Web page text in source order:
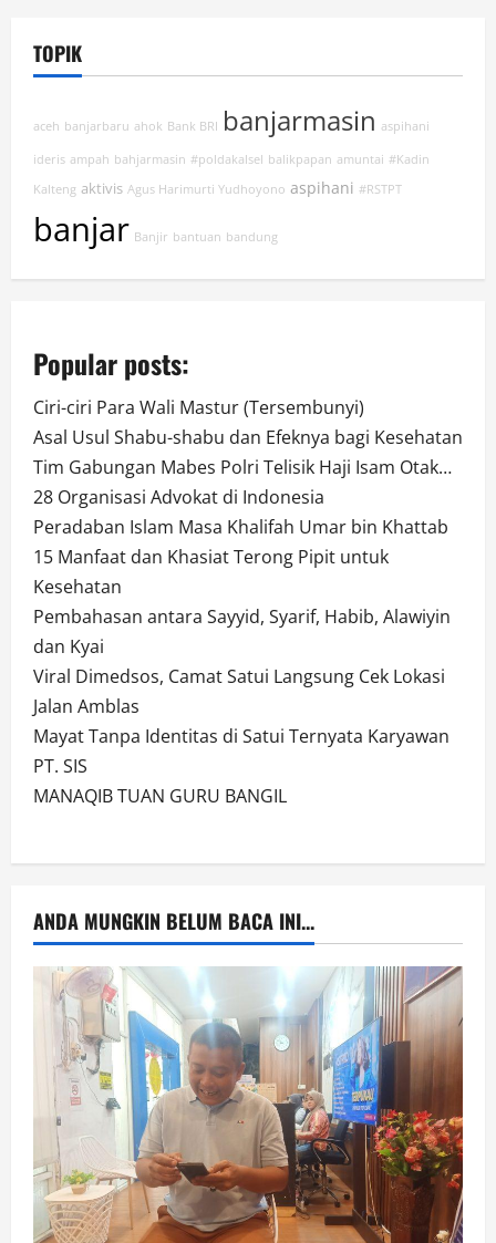
TOPIK
aceh banjarbaru ahok Bank BRI banjarmasin aspihani
ideris ampah bahjarmasin #poldakalsel balikpapan amuntai #Kadin
Kalteng aktivis Agus Harimurti Yudhoyono aspihani #RSTPT
banjar Banjir bantuan bandung
Popular posts:
Ciri-ciri Para Wali Mastur (Tersembunyi)
Asal Usul Shabu-shabu dan Efeknya bagi Kesehatan
Tim Gabungan Mabes Polri Telisik Haji Isam Otak…
28 Organisasi Advokat di Indonesia
Peradaban Islam Masa Khalifah Umar bin Khattab
15 Manfaat dan Khasiat Terong Pipit untuk
Kesehatan
Pembahasan antara Sayyid, Syarif, Habib, Alawiyin
dan Kyai
Viral Dimedsos, Camat Satui Langsung Cek Lokasi
Jalan Amblas
Mayat Tanpa Identitas di Satui Ternyata Karyawan
PT. SIS
MANAQIB TUAN GURU BANGIL
ANDA MUNGKIN BELUM BACA INI...